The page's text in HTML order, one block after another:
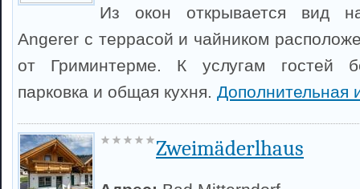
Из окон открывается вид
Angerer с террасой и чайником
от Гриминтерме. К услугам гостей
парковка и общая кухня.
Zweimäderlhaus